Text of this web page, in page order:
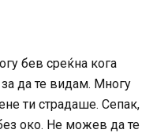
бев среќна кога
да те видам. Многу
ти страдаше. Сепак,
око. Не можев да те